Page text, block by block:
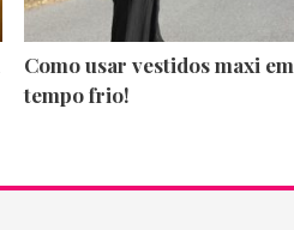
Como usar vestidos maxi em
tempo frio!